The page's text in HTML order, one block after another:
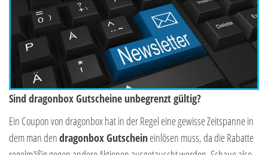
Sind dragonbox Gutscheine unbegrenzt gültig?
Ein Coupon von dragonbox hat in der Regel eine gewisse Zeitspanne in
dem man dendragonbox Gutscheineinlösen muss, da die Rabatte